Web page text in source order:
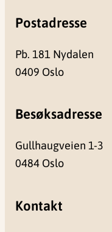
Postadresse
Pb. 181 Nydalen
0409 Oslo
Besøksadresse
Gullhaugveien 1-3
0484 Oslo
Kontakt